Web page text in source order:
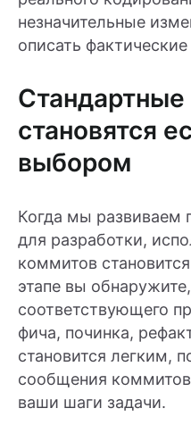
незначительные
описать
становятся
выбором
Когда мы развиваем
для разработки,
коммитов
этапе вы
соответствующего
фича, починка,
становится легким,
сообщения
ваши шаги задачи.